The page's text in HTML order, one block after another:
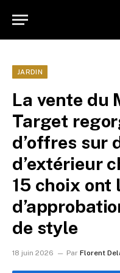
JARDIN
La vente du
Target
d’offres sur
d’extérieur
15 choix ont
de style
18 juin 2026 Par Florent